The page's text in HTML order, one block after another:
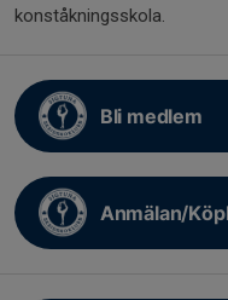
konståkningsskola.
Bli medlem
Anmälan/